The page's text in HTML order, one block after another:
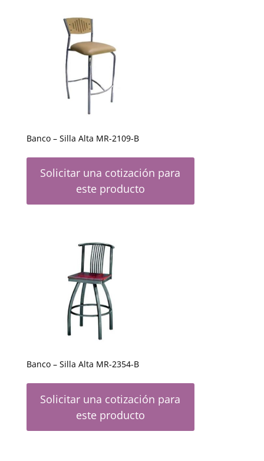
Banco – Silla Alta MR-2109-B
Solicitar una cotización para
este producto
Banco – Silla Alta MR-2354-B
Solicitar una cotización para
este producto